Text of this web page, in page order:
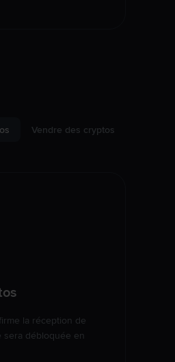
Vendre des cryptos
la réception de
sera débloquée en